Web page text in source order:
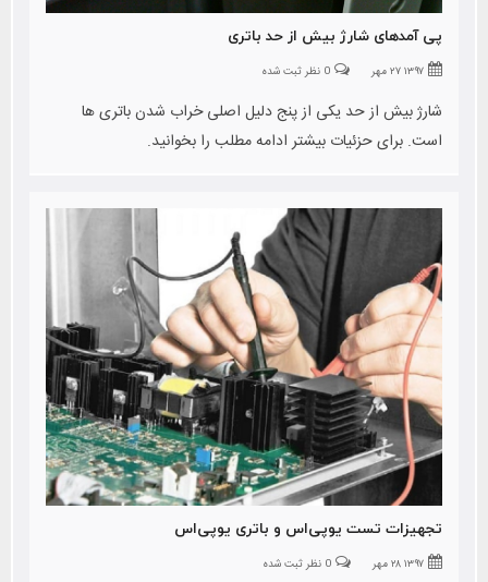
پی آمدهای شارژ بیش از حد باتری
۱۳۹۷ ۲۷ مهر 0 نظر ثبت شده
شارژ بیش از حد یکی از پنج دلیل اصلی خراب شدن باتری ها
است. برای حزئیات بیشتر ادامه مطلب را بخوانید.
تجهیزات تست یوپی‌اس و باتری یوپی‌اس
۱۳۹۷ ۲۸ مهر 0 نظر ثبت شده